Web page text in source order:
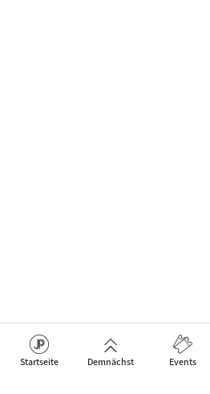
Startseite Demnächst Events